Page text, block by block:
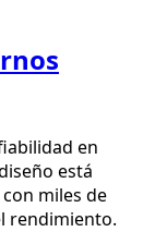
en
está
miles de
rendimiento.